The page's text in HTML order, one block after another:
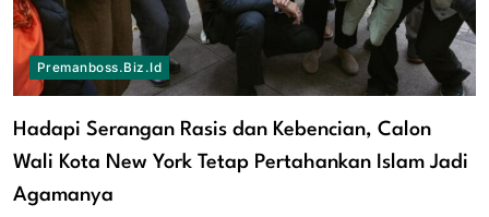
Premanboss.biz.id
Hadapi Serangan Rasis dan Kebencian, Calon
Wali Kota New York Tetap Pertahankan Islam Jadi
Agamanya